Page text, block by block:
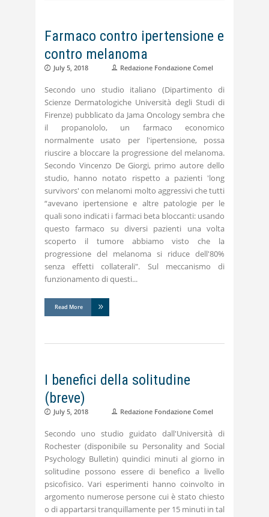
Farmaco contro ipertensione e
contro melanoma
July 5, 2018 Redazione Fondazione Comel
Secondo uno studio italiano (Dipartimento di
Scienze Dermatologiche Università degli Studi di
Firenze) pubblicato da Jama Oncology sembra che
il propanololo, un farmaco economico
normalmente usato per l'ipertensione, possa
riuscire a bloccare la progressione del melanoma.
Secondo Vincenzo De Giorgi, primo autore dello
studio, hanno notato rispetto a pazienti 'long
survivors' con melanomi molto aggressivi che tutti
“avevano ipertensione e altre patologie per le
quali sono indicati i farmaci beta bloccanti: usando
questo farmaco su diversi pazienti una volta
scoperto il tumore abbiamo visto che la
progressione del melanoma si riduce dell'80%
senza effetti collaterali". Sul meccanismo di
funzionamento di questi
Read More
I benefici della solitudine
(breve)
July 5, 2018 Redazione Fondazione Comel
Secondo uno studio guidato dall'Università di
Rochester (disponibile su Personality and Social
Psychology Bulletin) quindici minuti al giorno in
solitudine possono essere di benefico a livello
psicofisico. Vari esperimenti hanno coinvolto in
argomento numerose persone cui è stato chiesto
o di appartarsi tranquillamente per 15 minuti in tal